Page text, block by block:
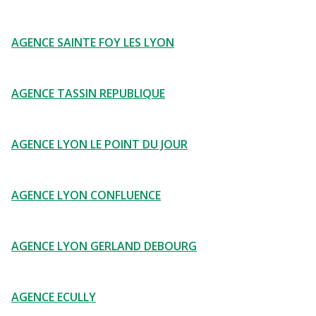
AGENCE SAINTE FOY LES LYON
AGENCE TASSIN REPUBLIQUE
AGENCE LYON LE POINT DU JOUR
AGENCE LYON CONFLUENCE
AGENCE LYON GERLAND DEBOURG
AGENCE ECULLY